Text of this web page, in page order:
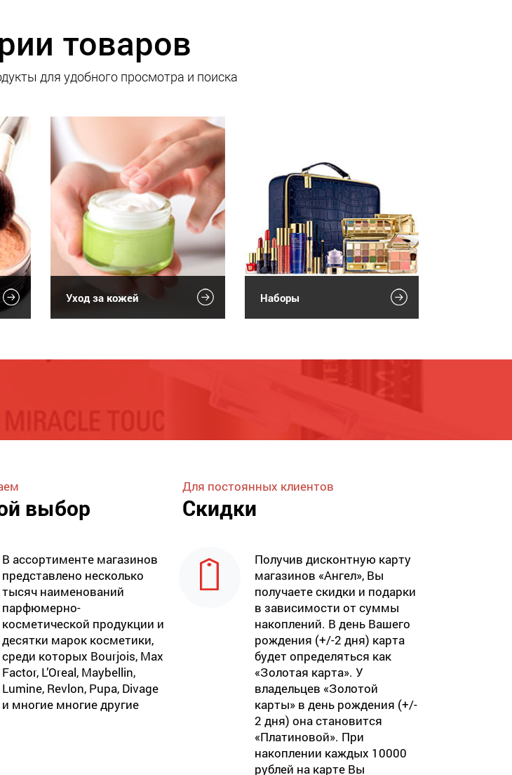
товаров
для удобного просмотра и поиска
Уход за кожей Наборы
выбор
В ассортименте магазинов
представлено несколько
тысяч наименований
парфюмерно-
косметической продукции и
десятки марок косметики,
среди которых Bourjois, Max
Factor, L’Oreal, Maybellin,
Lumine, Revlon, Pupa, Divage
и многие многие другие
Для постоянных клиентов
Скидки
Получив дисконтную карту
магазинов «Ангел», Вы
получаете скидки и подарки
в зависимости от суммы
накоплений. В день Вашего
рождения (+/-2 дня) карта
будет определяться как
«Золотая карта». У
владельцев «Золотой
карты» в день рождения (+/-
2 дня) она становится
«Платиновой». При
накоплении каждых 10000
рублей на карте Вы